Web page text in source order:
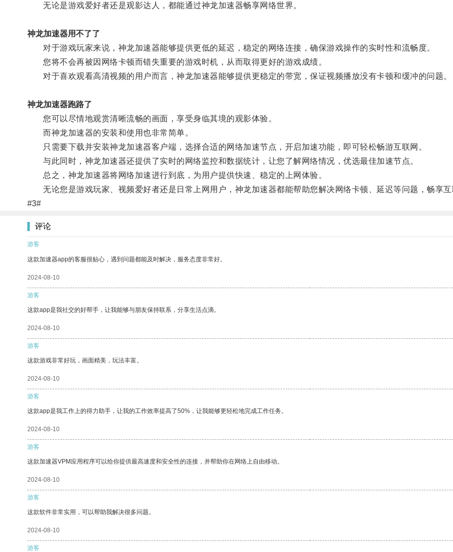
无论是游戏爱好者还是观影达人，都能通过神龙加速器畅享网络世界。
神龙加速器用不了了
对于游戏玩家来说，神龙加速器能够提供更低的延迟，稳定的网络连接，确保游戏操作的实时性和流畅度。
您将不会再被因网络卡顿而错失重要的游戏时机，从而取得更好的游戏成绩。
对于喜欢观看高清视频的用户而言，神龙加速器能够提供更稳定的带宽，保证视频播放没有卡顿和缓冲的问题。
神龙加速器跑路了
您可以尽情地观赏清晰流畅的画面，享受身临其境的观影体验。
而神龙加速器的安装和使用也非常简单。
只需要下载并安装神龙加速器客户端，选择合适的网络加速节点，开启加速功能，即可轻松畅游互联网。
与此同时，神龙加速器还提供了实时的网络监控和数据统计，让您了解网络情况，优选最佳加速节点。
总之，神龙加速器将网络加速进行到底，为用户提供快速、稳定的上网体验。
无论您是游戏玩家、视频爱好者还是日常上网用户，神龙加速器都能帮助您解决网络卡顿、延迟等问题，畅享互
#3#
评论
游客
这款加速器app的客服很贴心，遇到问题都能及时解决，服务态度非常好。
2024-08-10
游客
这款app是我社交的好帮手，让我能够与朋友保持联系，分享生活点滴。
2024-08-10
游客
这款游戏非常好玩，画面精美，玩法丰富。
2024-08-10
游客
这款app是我工作上的得力助手，让我的工作效率提高了50%，让我能够更轻松地完成工作任务。
2024-08-10
游客
这款加速器VPM应用程序可以给你提供最高速度和安全性的连接，并帮助你在网络上自由移动。
2024-08-10
游客
这款软件非常实用，可以帮助我解决很多问题。
2024-08-10
游客